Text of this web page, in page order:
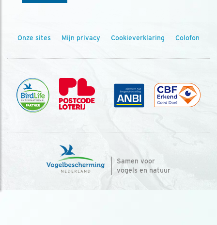
Onze sites Mijn privacy Cookieverklaring Colofon
Samen voor
vogels en natuur